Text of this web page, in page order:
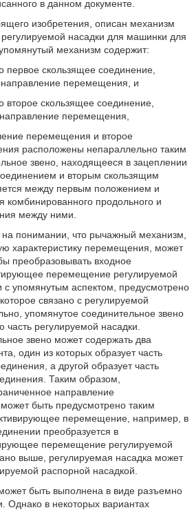
в данном документе.
изобретения, описан механизм
насадки для машинки для
механизм содержит:
скользящее соединение,
перемещения, и
скользящее соединение,
перемещения,
перемещения и второе
расположены непараллельно таким
звено, находящееся в зацеплении
и вторым скользящим
между первым положением и
продольного и
между ними.
понимании, что рычажный механизм,
характеристику перемещения, может
преобразовывать входное
перемещение регулируемой
с упомянутым аспектом, предусмотрено
связано с регулируемой
упомянутое соединительное звено
регулируемой насадки.
звено может содержать два
один из которых образует часть
а другой образует часть
Таким образом,
направление
быть предусмотрено таким
перемещение, например, в
преобразуется в
перемещение регулируемой
выше, регулируемая насадка может
распорной насадкой.
быть выполнена в виде разъемно
Однако в некоторых вариантах